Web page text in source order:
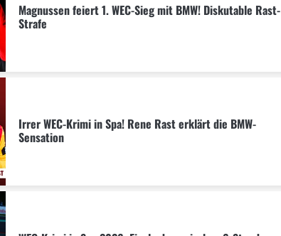
Magnussen feiert 1. WEC-Sieg mit BMW! Diskutable Rast-
Strafe
Irrer WEC-Krimi in Spa! Rene Rast erklärt die BMW-
Sensation